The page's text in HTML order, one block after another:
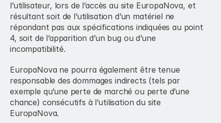
l’utilisateur, lors de l’accès au site EuropaNova, et
résultant soit de l’utilisation d’un matériel ne
répondant pas aux spécifications indiquées au point
4, soit de l’apparition d’un bug ou d’une
incompatibilité.
EuropaNova ne pourra également être tenue
responsable des dommages indirects (tels par
exemple qu’une perte de marché ou perte d’une
chance) consécutifs à l’utilisation du site
EuropaNova.